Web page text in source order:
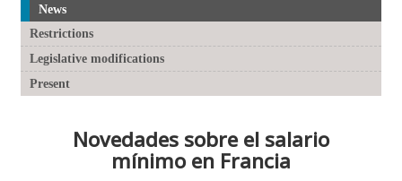
News
Restrictions
Legislative modifications
Present
Novedades sobre el salario
mínimo en Francia